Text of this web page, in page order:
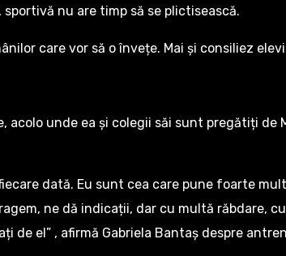
nu are timp să se plictisească.
care vor să o învețe. Mai și consiliez
acolo unde ea și colegii săi sunt pregătiți
dată. Eu sunt cea care pune foarte
ne dă indicații, dar cu multă răbdare,
de el” , afirmă Gabriela Bantaș despre